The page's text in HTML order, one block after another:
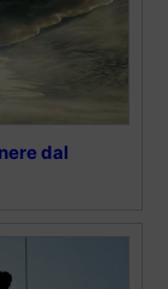
dal